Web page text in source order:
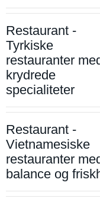
Restaurant -
Tyrkiske
restauranter
krydrede
specialiteter
Restaurant -
Vietnamesiske
restauranter
balance og